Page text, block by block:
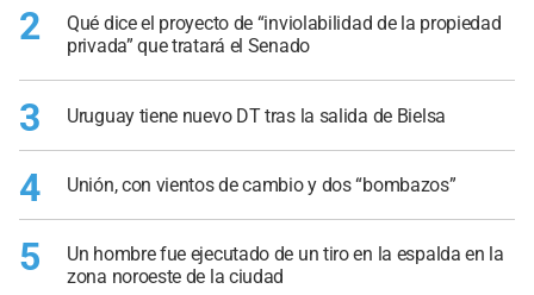
2
Qué dice el proyecto de “inviolabilidad de la propiedad
privada” que tratará el Senado
3 Uruguay tiene nuevo DT tras la salida de Bielsa
4 Unión, con vientos de cambio y dos “bombazos”
5
Un hombre fue ejecutado de un tiro en la espalda en la
zona noroeste de la ciudad